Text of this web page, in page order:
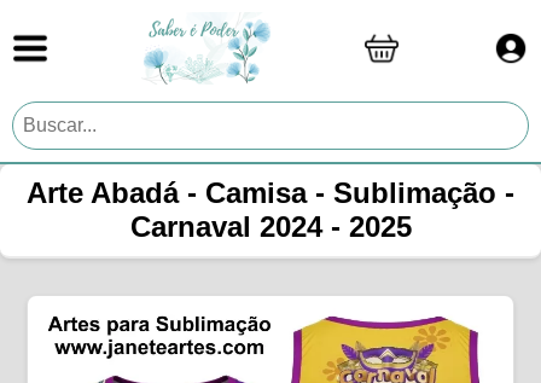
Arte Abadá - Camisa - Sublimação -
Carnaval 2024 - 2025